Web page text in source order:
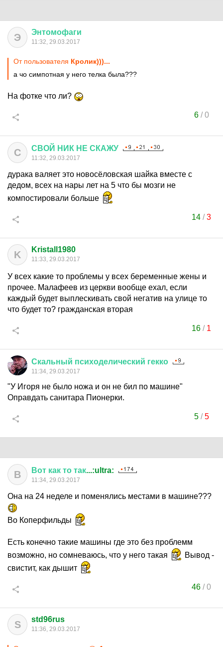
Э Энтомофаги
11:32, 29.03.2017
От пользователя Кролик)))...
а чо симпотная у него телка была???
На фотке что ли?
6/0
С СВОЙ НИК НЕ СКАЖУ
11:32, 29.03.2017
дурака валяет это новосёловская шайка вместе с
дедом, всех на нары лет на 5 что бы мозги не
компостировали больше
14 /3
K Kristall1980
11:33, 29.03.2017
У всех какие то проблемы у всех беременные жены и
прочее. Малафеев из церкви вообще ехал, если
каждый будет выплескивать свой негатив на улице то
что будет то? гражданская вторая
16 / 1
Скальный психоделический гекко
11:34, 29.03.2017
"У Игоря не было ножа и он не бил по машине"
Оправдать санитара Пионерки.
5/5
В Вот как то так...:ultra:
11:34, 29.03.2017
Она на 24 неделе и поменялись местами в машине???
Во Коперфильды
Есть конечно такие машины где это без проблемм
возможно, но сомневаюсь, что у него такая
Вывод -
свистит, как дышит
46 /0
S std96rus
11:36, 29.03.2017